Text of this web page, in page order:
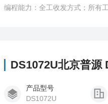
编程能力：全工收发方式；所有
DS1072U北京普源
产品型号
DS1072U